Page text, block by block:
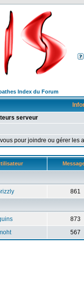
Index du Forum
serveur
pour joindre ou gérer
861
873
567